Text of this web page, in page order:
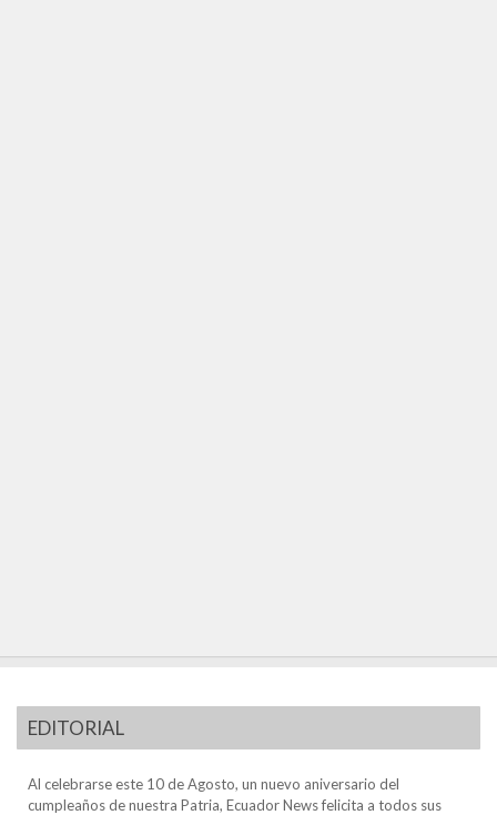
EDITORIAL
Al celebrarse este 10 de Agosto, un nuevo aniversario del
cumpleaños de nuestra Patria, Ecuador News felicita a todos sus